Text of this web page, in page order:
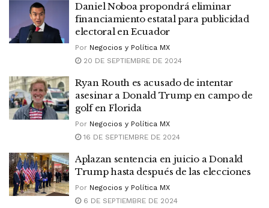
Daniel Noboa propondrá eliminar
financiamiento estatal para publicidad
electoral en Ecuador
Por Negocios y Política MX
20 DE SEPTIEMBRE DE 2024
Ryan Routh es acusado de intentar
asesinar a Donald Trump en campo de
golf en Florida
Por Negocios y Política MX
16 DE SEPTIEMBRE DE 2024
Aplazan sentencia en juicio a Donald
Trump hasta después de las elecciones
Por Negocios y Política MX
6 DE SEPTIEMBRE DE 2024